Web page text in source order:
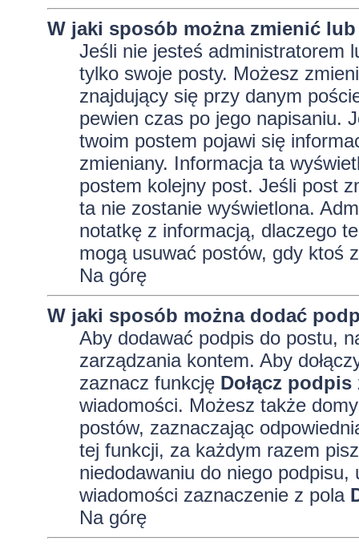
W jaki sposób można zmienić
Jeśli nie jesteś administratorem
tylko swoje posty. Możesz
znajdujący się przy danym
pewien czas po jego napisaniu.
twoim postem pojawi się
zmieniany. Informacja ta
postem kolejny post. Jeśli post
ta nie zostanie wyświetlona.
notatkę z informacją, dlaczego
mogą usuwać postów, gdy ktoś
Na górę
W jaki sposób można dodać
Aby dodawać podpis do postu,
zarządzania kontem. Aby
zaznacz funkcję Dołącz podpis
wiadomości. Możesz także
postów, zaznaczając
tej funkcji, za każdym razem
niedodawaniu do niego
wiadomości zaznaczenie z pola
Na górę